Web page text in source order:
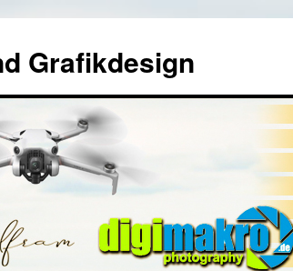
Grafikdesign